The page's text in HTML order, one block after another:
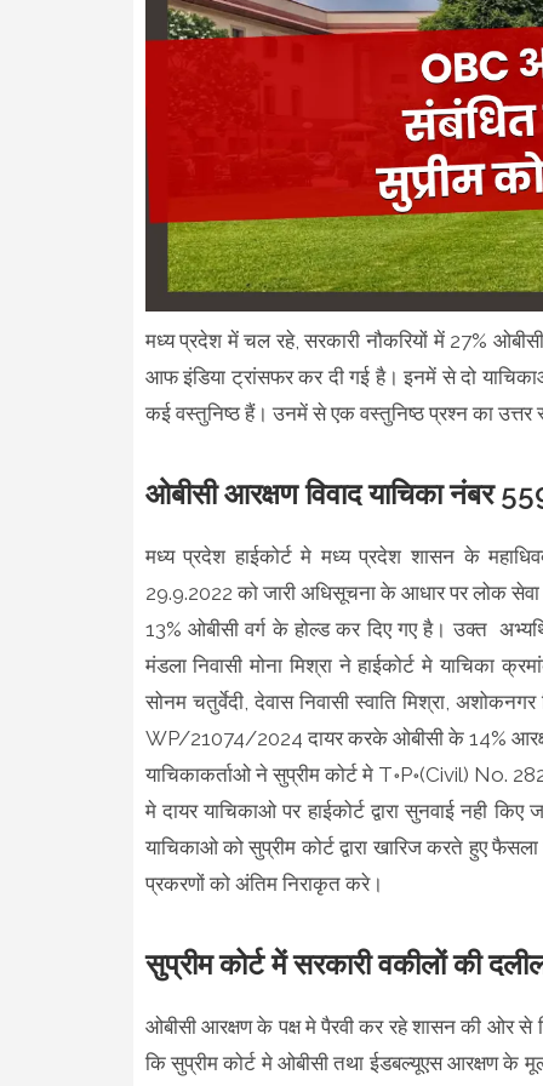
मध्य प्रदेश में चल रहे, सरकारी नौकरियों में 27%
आफ इंडिया ट्रांसफर कर दी गई है। इनमें से दो
कई वस्तुनिष्ठ हैं। उनमें से एक वस्तुनिष्ठ प्रश्न का उत्तर
ओबीसी आरक्षण विवाद याचिका नंबर
मध्य प्रदेश हाईकोर्ट मे मध्य प्रदेश शासन के
29.9.2022 को जारी अधिसूचना के आधार पर लोक सेवा
13% ओबीसी वर्ग के होल्ड कर दिए गए है। उक्त
मंडला निवासी मोना मिश्रा ने हाईकोर्ट मे याचिका
सोनम चतुर्वेदी, देवास निवासी स्वाति मिश्रा,
WP/21074/2024 दायर करके ओबीसी के 14%
याचिकाकर्ताओ ने सुप्रीम कोर्ट मे T॰P॰(Civil) No.
मे दायर याचिकाओ पर हाईकोर्ट द्वारा सुनवाई नही
याचिकाओ को सुप्रीम कोर्ट द्वारा खारिज करते हुए
प्रकरणों को अंतिम निराकृत करे।
सुप्रीम कोर्ट में सरकारी वकीलों की
ओबीसी आरक्षण के पक्ष मे पैरवी कर रहे शासन की ओर से
कि सुप्रीम कोर्ट मे ओबीसी तथा ईडबल्यूएस आरक्षण के